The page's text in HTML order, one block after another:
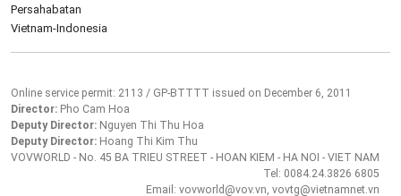
Persahabatan
Vietnam-Indonesia
Online service permit: 2113 / GP-BTTTT issued on December 6, 2011
Director: Pho Cam Hoa
Deputy Director: Nguyen Thi Thu Hoa
Deputy Director: Hoang Thi Kim Thu
VOVWORLD - No. 45 BA TRIEU STREET - HOAN KIEM - HA NOI - VIET NAM
Tel: 0084.24.3826 6805
Email: vovworld@vov.vn, vovtg@vietnamnet.vn